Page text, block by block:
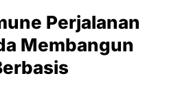
Perjalanan
Membangun